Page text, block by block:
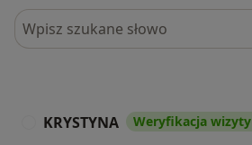
Szukaj w opiniach
KRYSTYNA Weryfikacja wizyty